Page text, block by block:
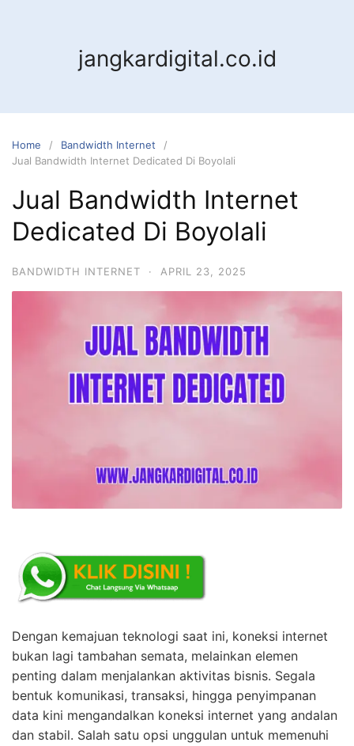
jangkardigital.co.id
Home
Bandwidth Internet
Jual Bandwidth Internet Dedicated Di Boyolali
Jual Bandwidth Internet
Dedicated Di Boyolali
BANDWIDTH INTERNET · APRIL 23, 2025
Dengan kemajuan teknologi saat ini, koneksi internet
bukan lagi tambahan semata, melainkan elemen
penting dalam menjalankan aktivitas bisnis. Segala
bentuk komunikasi, transaksi, hingga penyimpanan
data kini mengandalkan koneksi internet yang andalan
dan stabil. Salah satu opsi unggulan untuk memenuhi